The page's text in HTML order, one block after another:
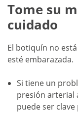
Tome su
cuidado
El botiquín no
esté embarazada.
Si tiene un
presión arterial
puede ser